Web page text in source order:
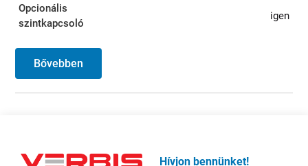
Opcionális
szintkapcsoló
igen
Bővebben
Hívjon bennünket!